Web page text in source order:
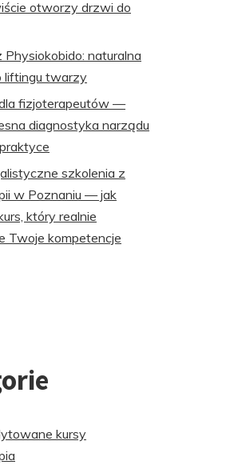
otworzy drzwi do
Physiokobido: naturalna
liftingu twarzy
fizjoterapeutów —
diagnostyka narządu
szkolenia z
w Poznaniu — jak
który realnie
Twoje kompetencje
kursy